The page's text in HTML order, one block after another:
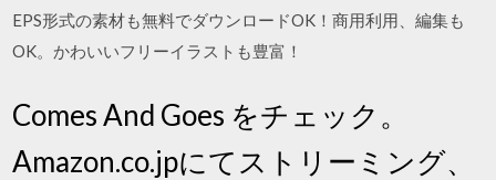
EPS形式の素材も無料でダウンロードOK！商用利用、編集も
OK。かわいいフリーイラストも豊富！
Comes And Goes をチェック。
Amazon.co.jpにてストリーミング、